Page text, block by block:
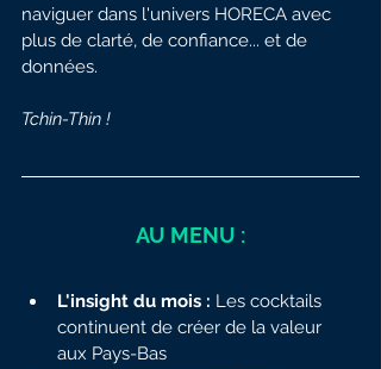
naviguer dans l'univers HORECA avec
plus de clarté, de confiance... et de
données.
Tchin-Thin !
AU MENU :
L'insight du mois : Les cocktails
continuent de créer de la valeur
aux Pays-Bas